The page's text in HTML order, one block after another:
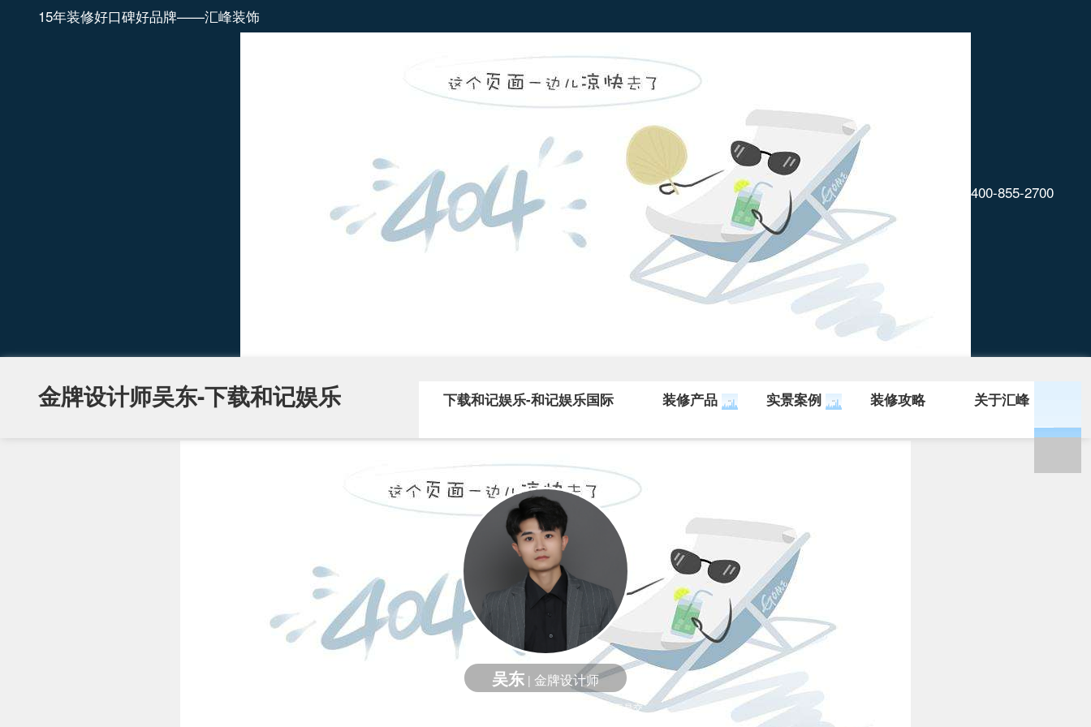
15年装修好口碑好品牌——汇峰装饰
400-855-2700
金牌设计师吴东-下载和记娱乐 下载和记娱乐-和记娱乐国际 装修产品 实景案例 装修攻略 关于汇峰
吴东 | 金牌设计师
拒绝一成不变的固化设计，设计的终点不是交